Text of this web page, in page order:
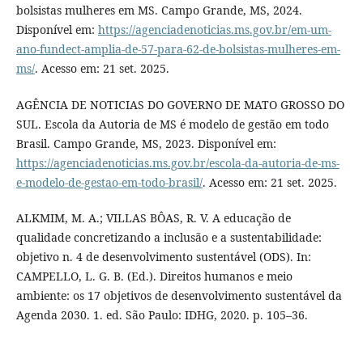
bolsistas mulheres em MS. Campo Grande, MS, 2024.
Disponível em: https://agenciadenoticias.ms.gov.br/em-um-
ano-fundect-amplia-de-57-para-62-de-bolsistas-mulheres-em-
ms/. Acesso em: 21 set. 2025.
AGÊNCIA DE NOTICIAS DO GOVERNO DE MATO GROSSO DO
SUL. Escola da Autoria de MS é modelo de gestão em todo
Brasil. Campo Grande, MS, 2023. Disponível em:
https://agenciadenoticias.ms.gov.br/escola-da-autoria-de-ms-
e-modelo-de-gestao-em-todo-brasil/. Acesso em: 21 set. 2025.
ALKMIM, M. A.; VILLAS BÔAS, R. V. A educação de
qualidade concretizando a inclusão e a sustentabilidade:
objetivo n. 4 de desenvolvimento sustentável (ODS). In:
CAMPELLO, L. G. B. (Ed.). Direitos humanos e meio
ambiente: os 17 objetivos de desenvolvimento sustentável da
Agenda 2030. 1. ed. São Paulo: IDHG, 2020. p. 105–36.